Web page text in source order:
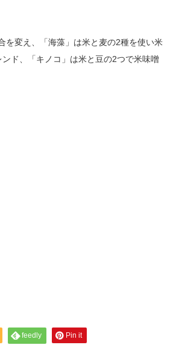
を変え、「海藻」は米と麦の2種を使い米
ド、「キノコ」は米と豆の2つで米味噌
feedly Pin it